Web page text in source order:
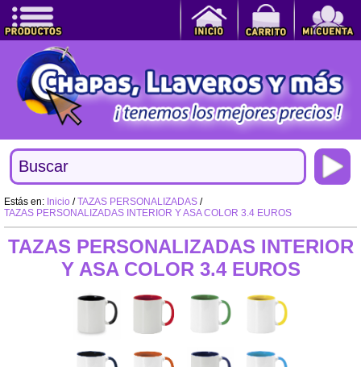
Estás en: Inicio /TAZAS PERSONALIZADAS /
TAZAS PERSONALIZADAS INTERIOR Y ASA COLOR 3.4 EUROS
TAZAS PERSONALIZADAS INTERIOR
Y ASA COLOR 3.4 EUROS